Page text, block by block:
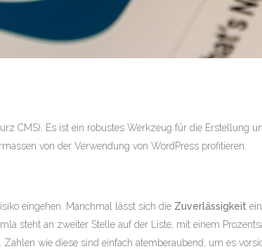
CMS). Es ist ein robustes Werkzeug für die Erstellung
von der Verwendung von WordPress profitieren.
eingehen. Manchmal lässt sich die Zuverlässigkeit
steht an zweiter Stelle auf der Liste, mit einem
wie diese sind einfach atemberaubend, um es